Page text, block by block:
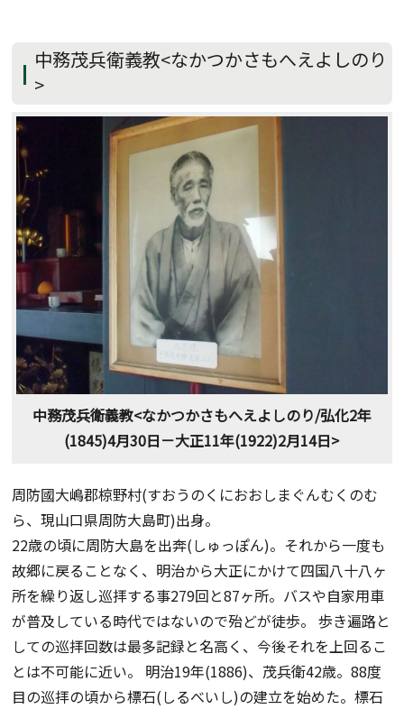
中務茂兵衛義教<なかつかさもへえよしのり
>
中務茂兵衛義教<なかつかさもへえよしのり/弘化2年
(1845)4月30日－大正11年(1922)2月14日>
周防國大嶋郡椋野村(すおうのくにおおしまぐんむくのむ
ら、現山口県周防大島町)出身。
22歳の頃に周防大島を出奔(しゅっぽん)。それから一度も
故郷に戻ることなく、明治から大正にかけて四国八十八ヶ
所を繰り返し巡拝する事279回と87ヶ所。バスや自家用車
が普及している時代ではないので殆どが徒歩。 歩き遍路と
しての巡拝回数は最多記録と名高く、今後それを上回るこ
とは不可能に近い。 明治19年(1886)、茂兵衛42歳。88度
目の巡拝の頃から標石(しるべいし)の建立を始めた。標石